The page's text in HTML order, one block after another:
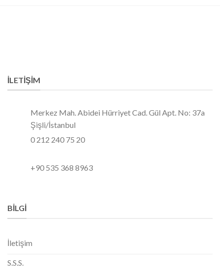
İLETIŞIM
Merkez Mah. Abidei Hürriyet Cad. Gül Apt. No: 37a
Şişli/İstanbul
0 212 240 75 20
+90 535 368 8963
BILGI
İletişim
S.S.S.